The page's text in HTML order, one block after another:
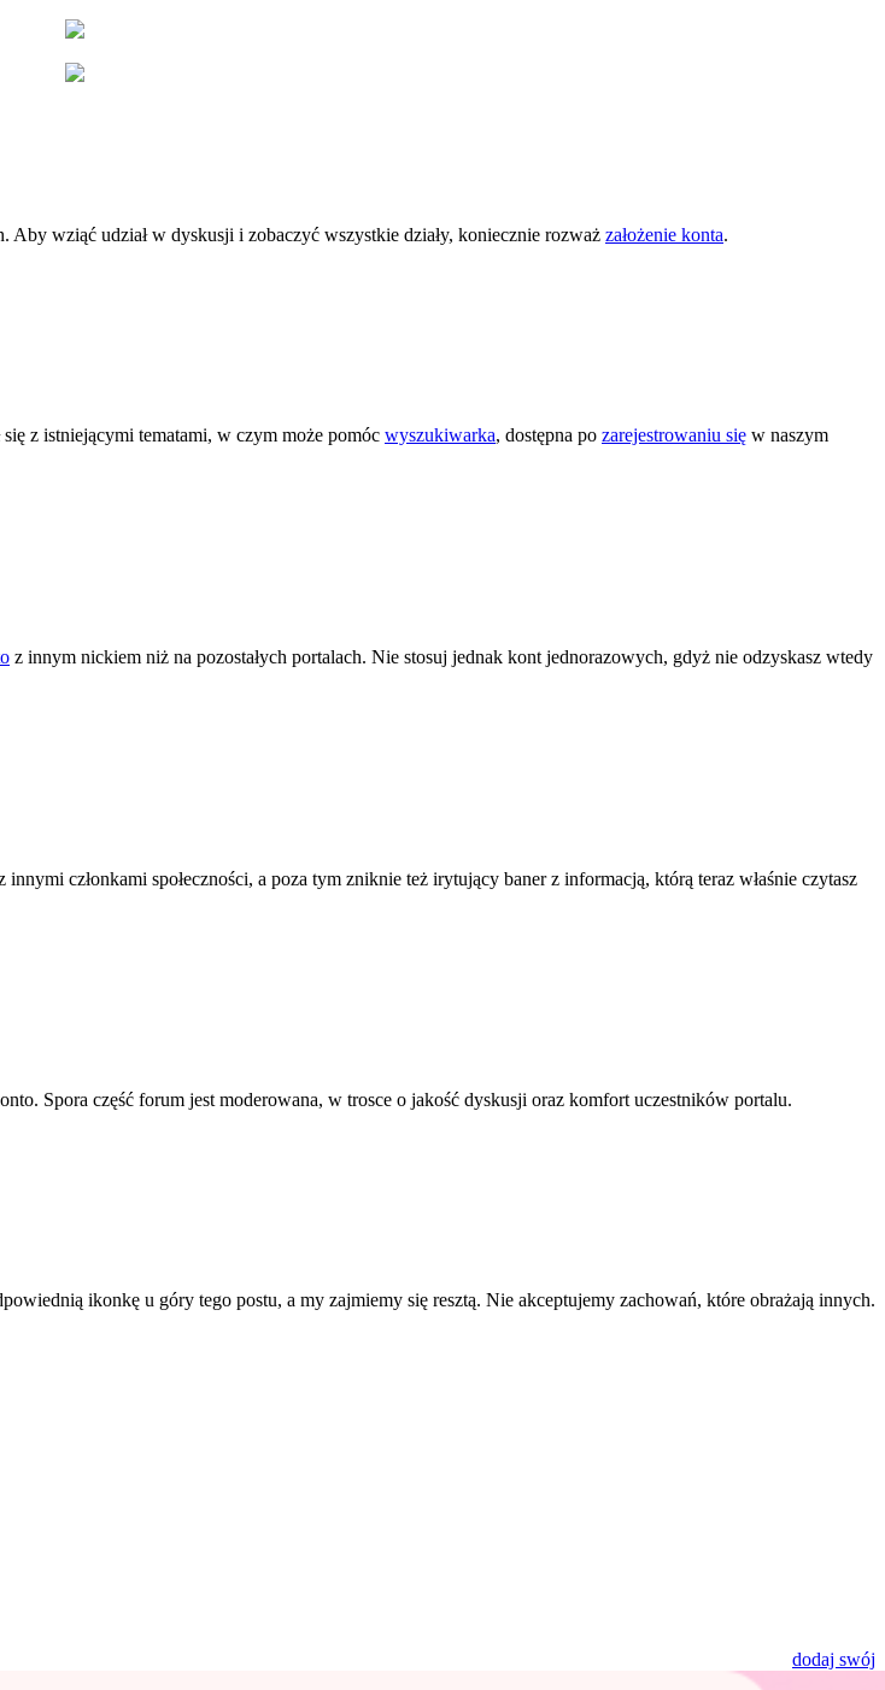
wziąć udział w dyskusji i zobaczyć wszystkie działy, koniecznie rozważ założenie konta.
z istniejącymi tematami, w czym może pomóc wyszukiwarka, dostępna po zarejestrowaniu się w naszym
z innym nickiem niż na pozostałych portalach. Nie stosuj jednak kont jednorazowych, gdyż nie odzyskasz wtedy
członkami społeczności, a poza tym zniknie też irytujący baner z informacją, którą teraz właśnie czytasz
Spora część forum jest moderowana, w trosce o jakość dyskusji oraz komfort uczestników portalu.
ikonkę u góry tego postu, a my zajmiemy się resztą. Nie akceptujemy zachowań, które obrażają innych.
dodaj swój